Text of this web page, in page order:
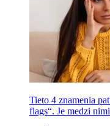
Tieto 4 znamenia
flags“. Je medzi